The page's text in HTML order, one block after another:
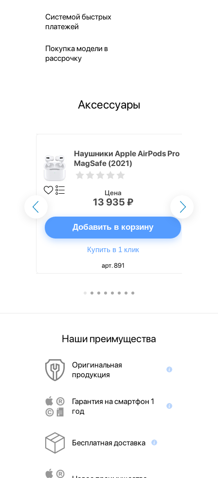
Системой быстрых
платежей
Покупка модели в
рассрочку
Аксессуары
Наушники Apple AirPods Pro
MagSafe (2021)
Цена
13 935 ₽
Добавить в корзину
Купить в 1 клик
арт. 891
Наши преимущества
Оригинальная
продукция
Гарантия на смартфон 1
год
Бесплатная доставка